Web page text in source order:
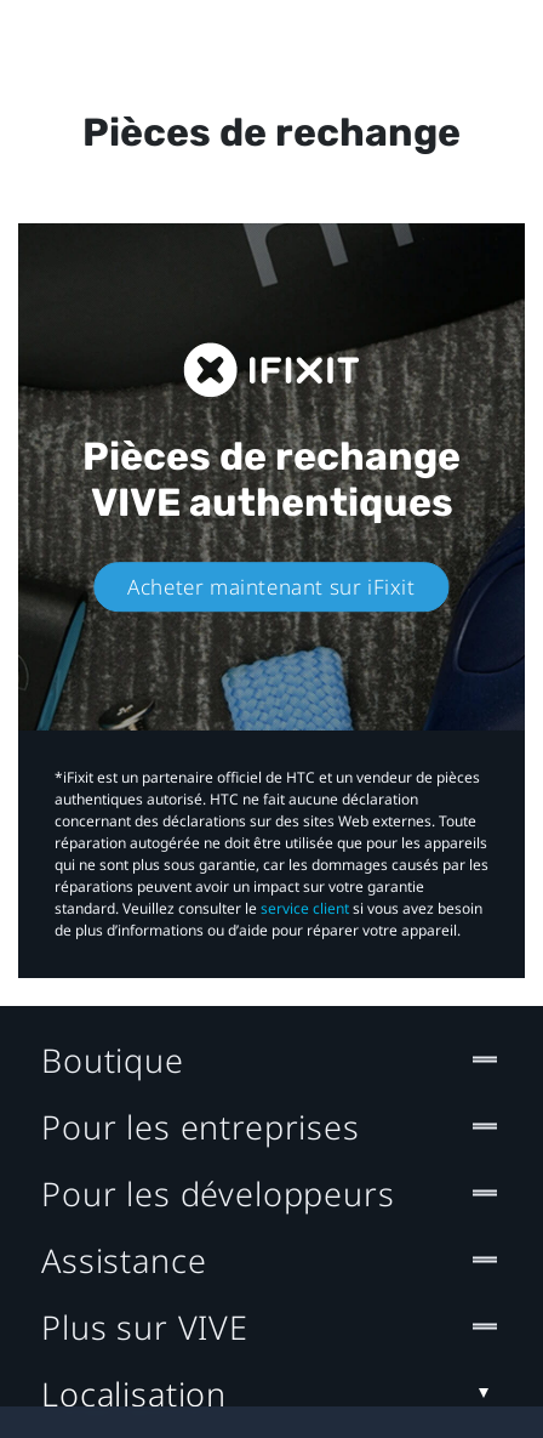
Pièces de rechange
Pièces de rechange
VIVE authentiques​
Acheter maintenant sur iFixit​
*iFixit est un partenaire officiel de HTC et un vendeur de pièces
authentiques autorisé. HTC ne fait aucune déclaration
concernant des déclarations sur des sites Web externes. Toute
réparation autogérée ne doit être utilisée que pour les appareils
qui ne sont plus sous garantie, car les dommages causés par les
réparations peuvent avoir un impact sur votre garantie
standard. Veuillez consulter leservice clientsi vous avez besoin
de plus d’informations ou d’aide pour réparer votre appareil.​
Boutique
Pour les entreprises
Pour les développeurs
Assistance
Plus sur VIVE
Localisation